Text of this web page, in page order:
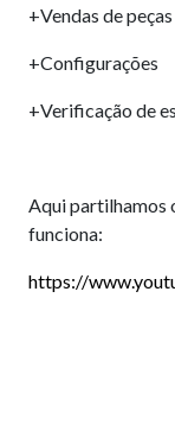
+Vendas de
+Configurações
+Verificação de
Aqui partilhamos
funciona:
https://